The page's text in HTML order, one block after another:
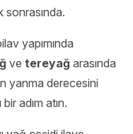
sonrasında.
yapımında
ve tereyağ arasında
yanma derecesini
adım atın.